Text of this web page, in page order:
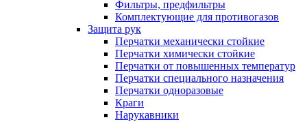
Фильтры, предфильтры
Комплектующие для противогазов
Защита рук
Перчатки механически стойкие
Перчатки химически стойкие
Перчатки от повышенных температур
Перчатки специального назначения
Перчатки одноразовые
Краги
Нарукавники